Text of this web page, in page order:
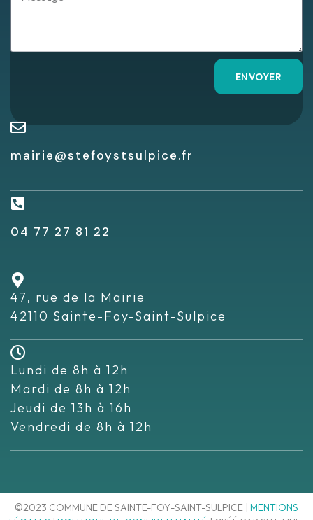
ENVOYER
mairie@stefoystsulpice.fr
04 77 27 81 22
47, rue de la Mairie
42110 Sainte-Foy-Saint-Sulpice
Lundi de 8h à 12h
Mardi de 8h à 12h
Jeudi de 13h à 16h
Vendredi de 8h à 12h
©2023 COMMUNE DE SAINTE-FOY-SAINT-SULPICE | MENTIONS